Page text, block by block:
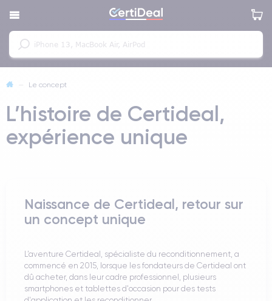
— Le concept
L’histoire de Certideal,
expérience unique
Naissance de Certideal, retour sur
un concept unique
L’aventure Certideal, spécialiste du reconditionnement, a
commencé en 2015, lorsque les fondateurs de Certideal ont
dû acheter, dans leur cadre professionnel, plusieurs
smartphones et tablettes d'occasion pour des tests